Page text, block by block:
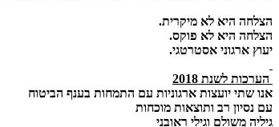
הצלחה היא לא מיקרית.
הצלחה היא לא פוקס.
יעוץ ארגוני אסטרטגי.
הערכות לשנת 2018
אנו שתי יועצות ארגוניות עם התמחות בענף הביטוח
עם נסיון רב ותוצאות מוכחות
גיליה משולם וגילי ראובני